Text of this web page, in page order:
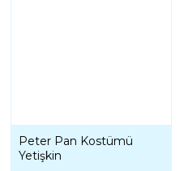
Peter Pan Kostümü
Yetişkin